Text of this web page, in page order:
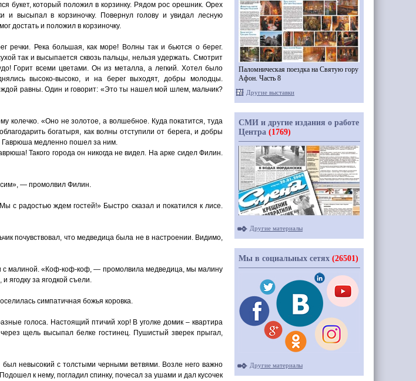
букет, который положил в корзинку. Рядом рос орешник. Орех
высыпал в корзиночку. Повернул голову и увидал лесную
достать и положил в корзиночку.
речки. Река большая, как море! Волны так и бьются о берег.
так и высыпается сквозь пальцы, нельзя удержать. Смотрит
Горит всеми цветами. Он из металла, а легкий. Хотел было
высоко-высоко, и на берег выходят, добры молодцы.
равны. Один и говорит: «Это ты нашел мой шлем, мальчик?
колечко. «Оно не золотое, а волшебное. Куда покатится, туда
богатыря, как волны отступили от берега, и добры
Гаврюша медленно пошел за ним.
Такого города он никогда не видел. На арке сидел Филин.
— промолвил Филин.
Мы с радостью ждем гостей!» Быстро сказал и покатился к лисе.
почувствовал, что медведица была не в настроении. Видимо,
с малиной. « Коф-коф-коф, — промолвила медведица, мы малину
ягодку за ягодкой съели.
симпатичная божья коровка.
голоса. Настоящий птичий хор! В уголке домик – квартира
щель высыпал белке гостинец. Пушистый зверек прыгал,
невысокий с толстыми черными ветвями. Возле него важно
к нему, погладил спинку, почесал за ушами и дал кусочек
Паломническая поездка на Святую гору
Афон. Часть 8
Другие выставки
СМИ и другие издания о работе
Центра (1769)
Другие материалы
Мы в социальных сетях (26501)
Другие материалы